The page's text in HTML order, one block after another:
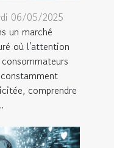
06/05/2025
un marché
où l'attention
comprendre